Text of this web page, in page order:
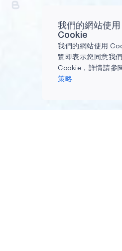
我們的網站使用
Cookie
我們的網站使用
覽即表示您同意我
Cookie，詳情請參
策略.